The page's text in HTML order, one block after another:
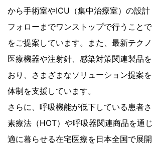
から手術室やICU（集中治療室）の設
フォローまでワンストップで行うこと
をご提案しています。また、最新テク
医療機器や注射針、感染対策関連製品
おり、さまざまなソリューション提案
体制を支援しています。
さらに、呼吸機能が低下している患者
素療法（HOT）や呼吸器関連商品を通
適に暮らせる在宅医療を日本全国で展開